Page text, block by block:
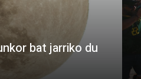
bat jarriko du